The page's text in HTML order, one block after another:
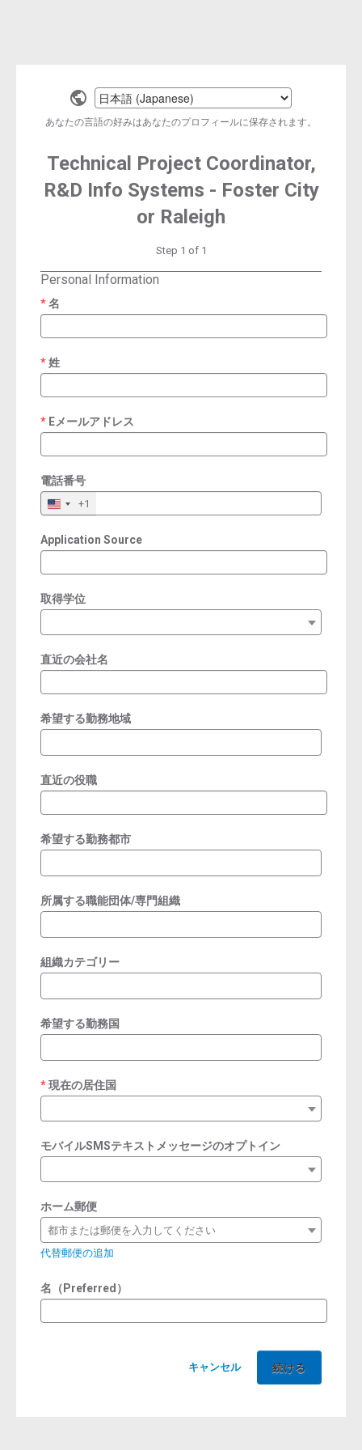
Select
a
language
あなたの言語の好みはあなたのプロフィールに保存されます。
Technical Project Coordinator,
R&D Info Systems - Foster City
or Raleigh
Step 1 of 1
Personal Information
名
required
姓
required
Eメールアドレス
required
電話番号
+1
Application Source
取得学位
直近の会社名
希望する勤務地域
直近の役職
希望する勤務都市
所属する職能団体/専門組織
組織カテゴリー
希望する勤務国
現在の居住国
required
モバイルSMSテキストメッセージのオプトイン
ホーム郵便
都市または郵便を入力してください
代替郵便の追加
名（Preferred）
キャンセル